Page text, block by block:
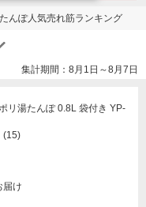
んぽ人気売れ筋ランキング
集計期間：8月1日～8月7日
リ湯たんぽ 0.8L 袋付き YP-
(15)
届け